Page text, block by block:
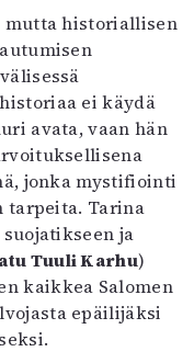
mutta historiallisen
ei käydä
avata, vaan hän
jonka mystifiointi
tarpeita. Tarina
suojatikseen ja
Tuuli Karhu)
kaikkea Salomen
epäilijäksi